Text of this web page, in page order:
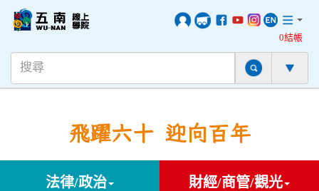
0結帳
飛躍六十 迎向百年
法律/政治 財經/商管/觀光